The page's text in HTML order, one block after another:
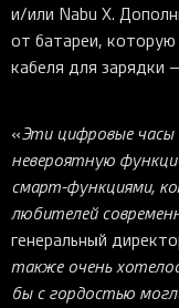
и/или Nabu X.
от батареи,
кабеля для зарядки
«Эти цифровые
невероятную
смарт-функциями,
любителей
генеральный
также очень
бы с гордостью